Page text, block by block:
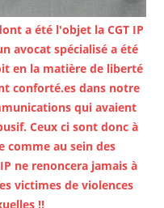
a été l'objet la CGT IP
avocat spécialisé a été
en la matière de liberté
conforté.es dans notre
qui avaient
Ceux ci sont donc à
comme au sein des
ne renoncera jamais à
victimes de violences
!!